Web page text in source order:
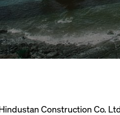
Construction Co.